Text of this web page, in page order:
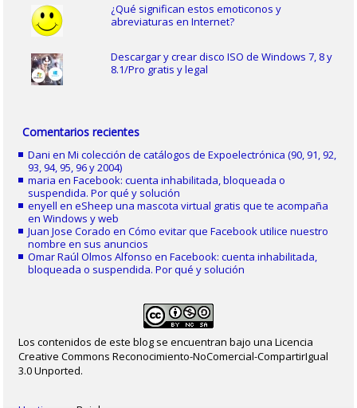
¿Qué significan estos emoticonos y
abreviaturas en Internet?
Descargar y crear disco ISO de Windows 7, 8 y
8.1/Pro gratis y legal
Comentarios recientes
Dani enMi colección de catálogos de Expoelectrónica (90, 91, 92,
93, 94, 95, 96 y 2004)
maria enFacebook: cuenta inhabilitada, bloqueada o
suspendida. Por qué y solución
enyell eneSheep una mascota virtual gratis que te acompaña
en Windows y web
Juan Jose Corado enCómo evitar que Facebook utilice nuestro
nombre en sus anuncios
Omar Raúl Olmos Alfonso enFacebook: cuenta inhabilitada,
bloqueada o suspendida. Por qué y solución
Los contenidos de este blog se encuentran bajo una Licencia
Creative Commons Reconocimiento-NoComercial-CompartirIgual
3.0 Unported.